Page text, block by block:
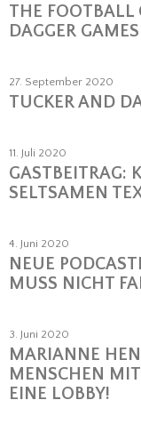
THE FOOTBALL
DAGGER GAMES
27. September 2020
TUCKER AND
11. Juli 2020
GASTBEITRAG:
SELTSAMEN
4. Juni 2020
NEUE
MUSS NICHT
3. Juni 2020
MARIANNE
MENSCHEN
EINE LOBBY!